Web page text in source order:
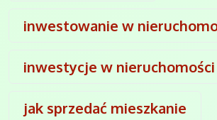
inwestowanie w
inwestycje w nieruchomości
jak sprzedać mieszkanie